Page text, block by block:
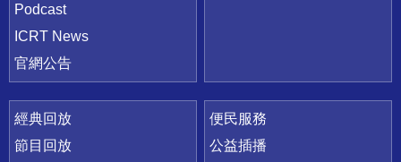
Podcast
ICRT News
官網公告
經典回放
節目回放
便民服務
公益插播